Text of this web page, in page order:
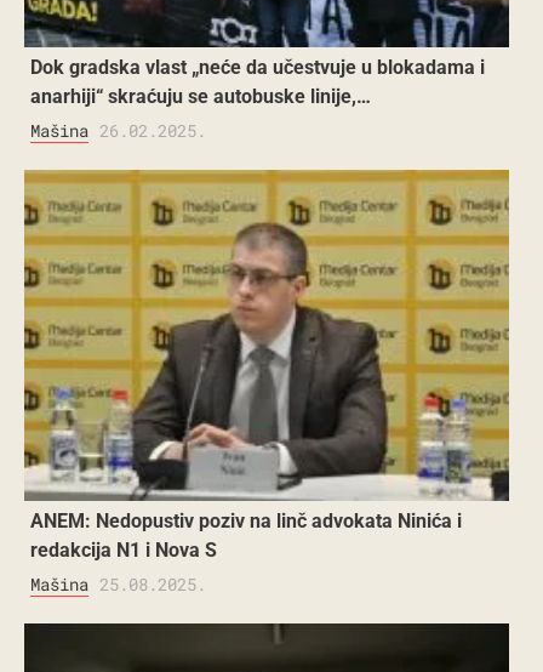
Dok gradska vlast „neće da učestvuje u blokadama i
anarhiji“ skraćuju se autobuske linije,…
Mašina 26.02.2025.
ANEM: Nedopustiv poziv na linč advokata Ninića i
redakcija N1 i Nova S
Mašina 25.08.2025.